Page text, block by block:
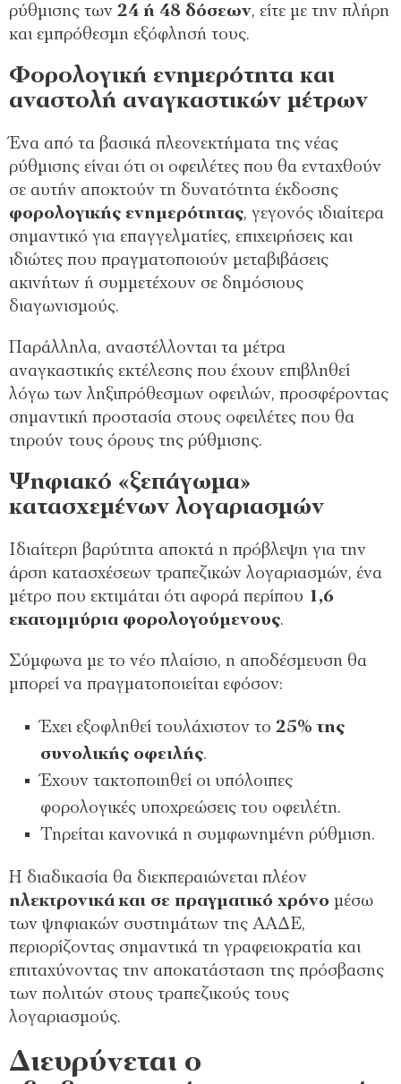
ρύθμισης των 24 ή 48 δόσεων, είτε με την πλήρη
και εμπρόθεσμη εξόφλησή τους.
Φορολογική ενημερότητα και
αναστολή αναγκαστικών μέτρων
Ένα από τα βασικά πλεονεκτήματα της νέας
ρύθμισης είναι ότι οι οφειλέτες που θα ενταχθούν
σε αυτήν αποκτούν τη δυνατότητα έκδοσης
φορολογικής ενημερότητας, γεγονός ιδιαίτερα
σημαντικό για επαγγελματίες, επιχειρήσεις και
ιδιώτες που πραγματοποιούν μεταβιβάσεις
ακινήτων ή συμμετέχουν σε δημόσιους
διαγωνισμούς.
Παράλληλα, αναστέλλονται τα μέτρα
αναγκαστικής εκτέλεσης που έχουν επιβληθεί
λόγω των ληξιπρόθεσμων οφειλών, προσφέροντας
σημαντική προστασία στους οφειλέτες που θα
τηρούν τους όρους της ρύθμισης.
Ψηφιακό «ξεπάγωμα»
κατασχεμένων λογαριασμών
Ιδιαίτερη βαρύτητα αποκτά η πρόβλεψη για την
άρση κατασχέσεων τραπεζικών λογαριασμών, ένα
μέτρο που εκτιμάται ότι αφορά περίπου 1,6
εκατομμύρια φορολογούμενους.
Σύμφωνα με το νέο πλαίσιο, η αποδέσμευση θα
μπορεί να πραγματοποιείται εφόσον:
Έχει εξοφληθεί τουλάχιστον το 25% της
συνολικής οφειλής.
Έχουν τακτοποιηθεί οι υπόλοιπες
φορολογικές υποχρεώσεις του οφειλέτη.
Τηρείται κανονικά η συμφωνημένη ρύθμιση.
Η διαδικασία θα διεκπεραιώνεται πλέον
ηλεκτρονικά και σε πραγματικό χρόνο μέσω
των ψηφιακών συστημάτων της ΑΑΔΕ,
περιορίζοντας σημαντικά τη γραφειοκρατία και
επιταχύνοντας την αποκατάσταση της πρόσβασης
των πολιτών στους τραπεζικούς τους
λογαριασμούς.
Διευρύνεται ο